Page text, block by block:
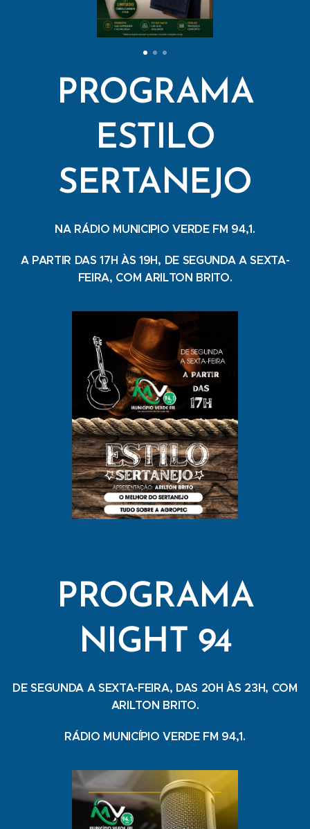
PROGRAMA
ESTILO
SERTANEJO
NA RÁDIO MUNICIPIO VERDE FM 94,1.
A PARTIR DAS 17H ÀS 19H, DE SEGUNDA A SEXTA-
FEIRA, COM ARILTON BRITO.
PROGRAMA
NIGHT 94
DE SEGUNDA A SEXTA-FEIRA, DAS 20H ÀS 23H, COM
ARILTON BRITO.
RÁDIO MUNICÍPIO VERDE FM 94,1.